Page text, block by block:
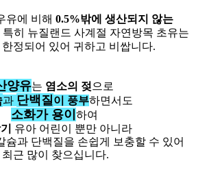
유에 비해 0.5%밖에 생산되지 않는
특히 뉴질랜드 사계절 자연방목 초유는
정되어 있어 귀하고 비쌉니다.
양유는 염소의 젖으로
과 단백질이 풍부하면서도
소화가 용이 하여
유아 어린이 뿐만 아니라
슘과 단백질을 손쉽게 보충할 수 있어
최근 많이 찾으십니다.